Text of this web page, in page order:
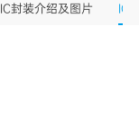
IC封装介绍及图片 IC